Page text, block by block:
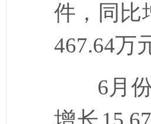
件，同比
467.64万
6月